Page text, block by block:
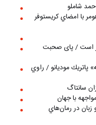
شاملو
با امضاي كريستوفر
است / پای صحبت
پاتريك موديانو / راوي
سانتاگ
با جهان
در رمان‌هاي